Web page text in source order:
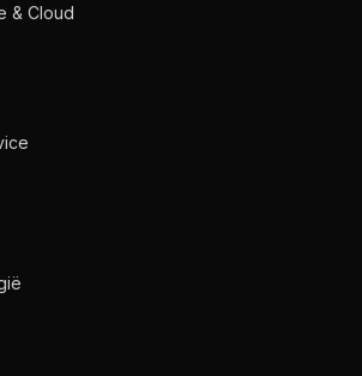
& Cloud